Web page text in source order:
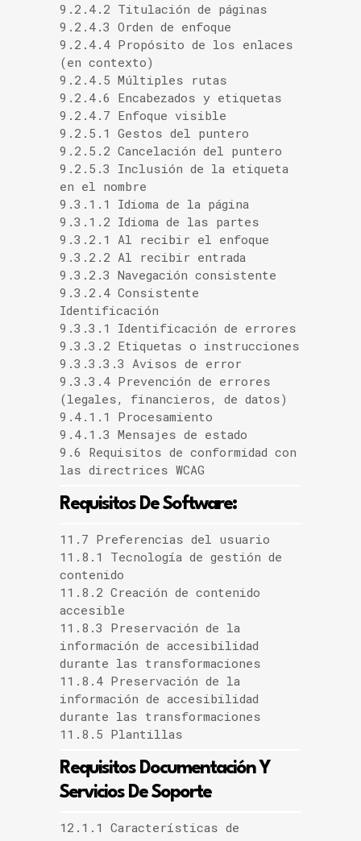
9.2.4.2 Titulación de páginas
9.2.4.3 Orden de enfoque
9.2.4.4 Propósito de los enlaces
(en contexto)
9.2.4.5 Múltiples rutas
9.2.4.6 Encabezados y etiquetas
9.2.4.7 Enfoque visible
9.2.5.1 Gestos del puntero
9.2.5.2 Cancelación del puntero
9.2.5.3 Inclusión de la etiqueta
en el nombre
9.3.1.1 Idioma de la página
9.3.1.2 Idioma de las partes
9.3.2.1 Al recibir el enfoque
9.3.2.2 Al recibir entrada
9.3.2.3 Navegación consistente
9.3.2.4 Consistente
Identificación
9.3.3.1 Identificación de errores
9.3.3.2 Etiquetas o instrucciones
9.3.3.3.3 Avisos de error
9.3.3.4 Prevención de errores
(legales, financieros, de datos)
9.4.1.1 Procesamiento
9.4.1.3 Mensajes de estado
9.6 Requisitos de conformidad con
las directrices WCAG
Requisitos De Software:
11.7 Preferencias del usuario
11.8.1 Tecnología de gestión de
contenido
11.8.2 Creación de contenido
accesible
11.8.3 Preservación de la
información de accesibilidad
durante las transformaciones
11.8.4 Preservación de la
información de accesibilidad
durante las transformaciones
11.8.5 Plantillas
Requisitos Documentación Y
Servicios De Soporte
12.1.1 Características de